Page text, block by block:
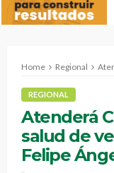
Home Regional
REGIONAL
Atenderá
salud de
Felipe